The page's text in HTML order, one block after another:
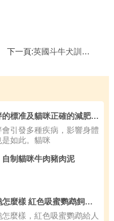
下一頁:英國斗牛犬訓練需要了解的知識,英國斗牛犬的性格特點
判斷貓咪肥胖的標准及貓咪正確的減肥方式
發多種疾病，影響身體
如此。貓咪
自制貓咪牛肉豬肉泥
紅色吸蜜鹦鹉怎麼樣 紅色吸蜜鹦鹉飼養容易
麼樣，紅色吸蜜鹦鹉給人